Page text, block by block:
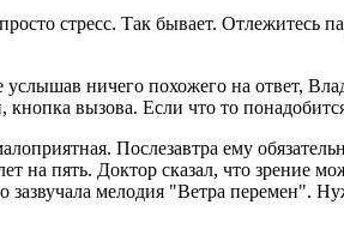
стресс. Так бывает. Отлежитесь
ничего похожего на ответ,
кнопка вызова. Если что то
Послезавтра ему
на пять. Доктор сказал, что зрение
зазвучала мелодия "Ветра перемен".